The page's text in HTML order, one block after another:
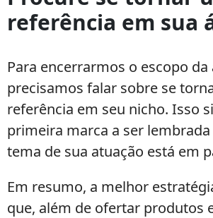
referência em sua
Para encerrarmos o escopo
precisamos falar sobre se
referência em seu nicho. Isso
primeira marca a ser
tema de sua atuação está em
Em resumo, a melhor
que, além de ofertar produtos